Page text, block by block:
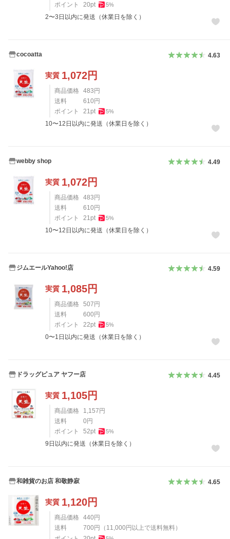
ポイント
20pt 5%
2〜3日以内に発送（休業日を除く）
cocoatta 4.63
実質 1,072円
商品価格 483円
送料
610円
ポイント
21 pt 5%
10〜12日以内に発送（休業日を除く）
webby shop 4.49
実質 1,072円
商品価格 483円
送料
610円
ポイント
21 pt 5%
10〜12日以内に発送（休業日を除く）
ジムエールYahoo!店 4.59
実質 1,085円
商品価格 507円
送料
600円
ポイント
22pt 5%
0〜1日以内に発送（休業日を除く）
ドラッグピュア ヤフー店 4.45
実質 1,105円
商品価格 1,157円
送料
0円
ポイント
52pt 5%
9日以内に発送（休業日を除く）
和雑貨のお店 和敬静寂 4.65
実質 1,120円
商品価格 440円
送料
700円 （ 11,000円以上で送料無料）